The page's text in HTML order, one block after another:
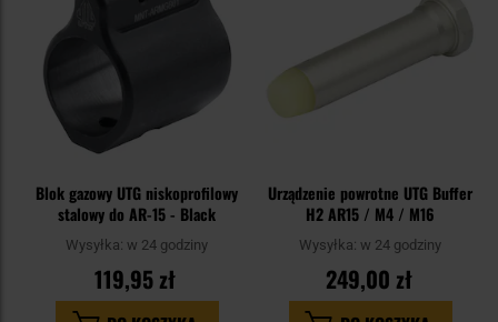
Blok gazowy UTG niskoprofilowy
stalowy do AR-15 - Black
Wysyłka: w 24 godziny
119,95 zł
Urządzenie powrotne UTG Buffer
H2 AR15 / M4 / M16
Wysyłka: w 24 godziny
249,00 zł